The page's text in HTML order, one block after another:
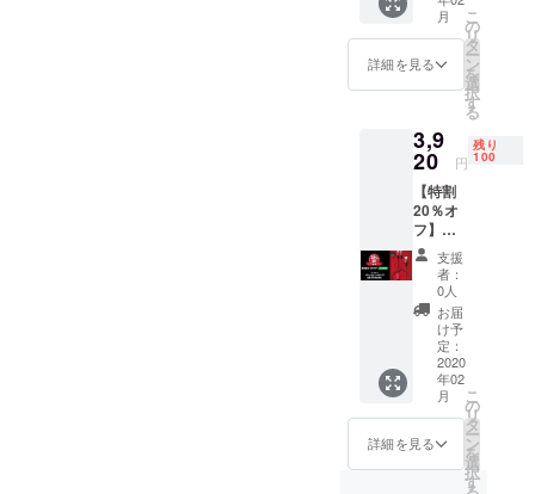
上の都
合等に
より出
荷時期
ます。
※使用感
等に関
する返
品・返
金はお
受けい
たしか
ねま
す。
cable
1個 ・
通常販
売価
格：
→3,920
円 ・送
料無料
・カ
ラー：
ブラッ
ク ※ご
注文状
況、使
用部材
の供給
状況、
製造工
程上の
都合等
により
出荷時
月
詳細を見る
こ
の
リ
タ
ー
ン
を
選
択
す
る
3,9
20 円
残り
100
【特割
20％オ
フ】＜
3-in-1
charger
cable
赤＞ 先
着100名
限定 ■3-
in-1
charger
cable
1個 ・
通常販
売価
格：
支援
者：
0人
お届
け予
定：
2020
年02
月
詳細を見る
こ
の
リ
タ
ー
ン
を
選
択
す